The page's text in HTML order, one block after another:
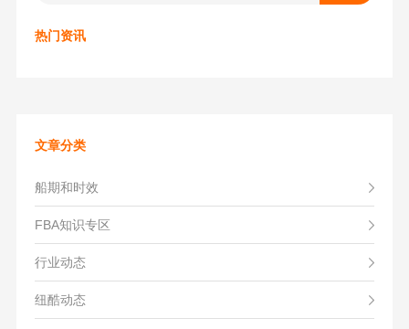
热门资讯
文章分类
船期和时效
FBA知识专区
行业动态
纽酷动态